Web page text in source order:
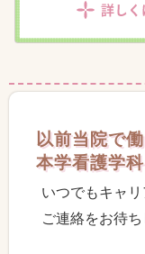
専
（院
2026/06/29
新
入
開
2026/06/24 「
以前当院で
本学看護学
いつでもキャ
ご連絡をお待ち